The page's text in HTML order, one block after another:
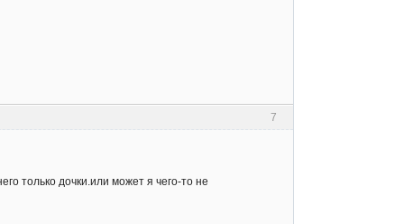
7
только дочки.или может я чего-то не